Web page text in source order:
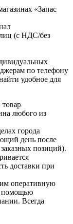
«Запас
(с НДС/без
по телефону
удобное для
любого из
города
день после
позиций).
доставки при
оперативную
помощью
Всегда